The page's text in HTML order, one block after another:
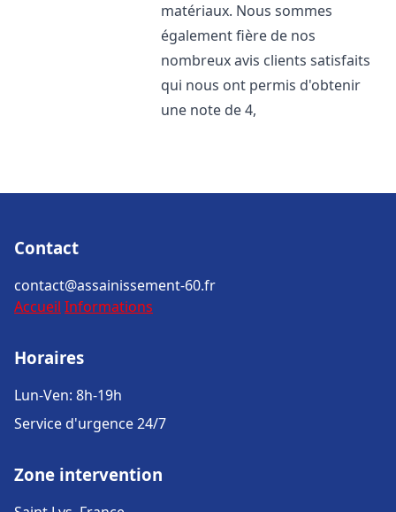
matériaux. Nous sommes
également fière de nos
nombreux avis clients satisfaits
qui nous ont permis d'obtenir
une note de 4,
Contact
contact@assainissement-60.fr
Accueil Informations
Horaires
Lun-Ven: 8h-19h
Service d'urgence 24/7
Zone intervention